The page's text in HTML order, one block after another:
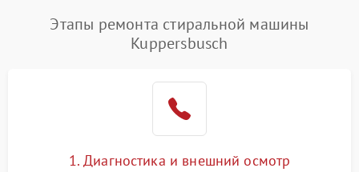
Замена платы управления
Этапы ремонта стиральной машины
Kuppersbusch
1. Диагностика и внешний осмотр